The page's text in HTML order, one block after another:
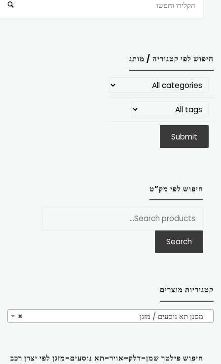
חיפוש לפי קטגוריה / מותג
חיפוש לפי מק”ט
Search
קטגוריות מוצרים
× מסנן תא נוסעים / מזגן
חיפוש פילטר שמן-דלק-אויר-תא נוסעים-מזגן לפי יצרן רכב